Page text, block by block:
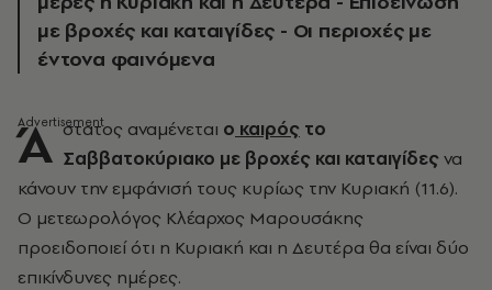
με βροχές και καταιγίδες - Οι περιοχές με
έντονα φαινόμενα
Ά στατος αναμένεται ο καιρός το
Σαββατοκύριακο με βροχές και καταιγίδες να
κάνουν την εμφάνισή τους κυρίως την Κυριακή (11.6).
Ο μετεωρολόγος Κλέαρχος Μαρουσάκης
προειδοποιεί ότι η Κυριακή και η Δευτέρα θα είναι δύο
επικίνδυνες ημέρες.